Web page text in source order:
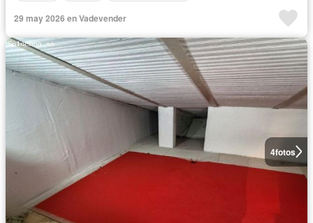
29 may 2026 en Vadevender
4fotos